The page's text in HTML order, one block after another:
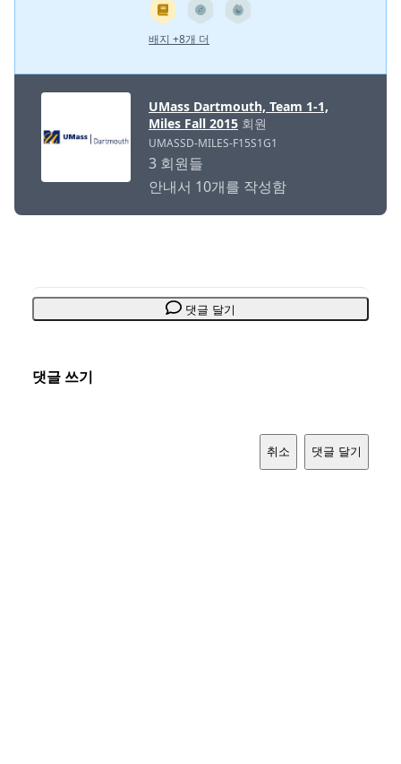
배지 +8개 더
UMass Dartmouth, Team 1-1,
Miles Fall 2015 회원
UMASSD-MILES-F15S1G1
3 회원들
안내서 10개를 작성함
댓글 달기
댓글 쓰기
취소 댓글 달기